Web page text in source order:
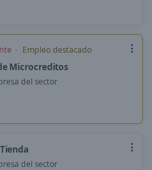
Empleo destacado
Microcreditos
del sector
del sector